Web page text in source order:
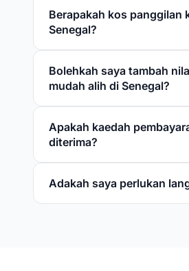
Berapakah kos panggilan
Senegal?
Bolehkah saya tambah
mudah alih di Senegal?
Apakah kaedah
diterima?
Adakah saya perlukan